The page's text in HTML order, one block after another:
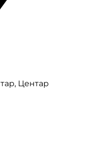
Центар